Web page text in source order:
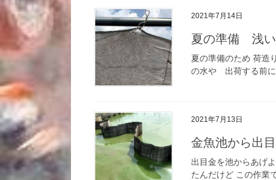
2021年7月14日
夏の準備 浅い
夏の準備のため 荷造
の水や 出荷する前
2021年7月13日
金魚池から出
出目金を池からあげ
たんだけど この作